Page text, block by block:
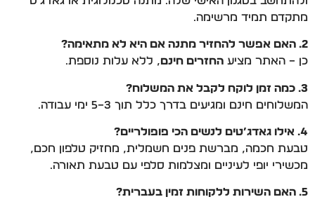
מתקדם תמיד מרשימה.
2. האם אפשר להחזיר מתנה אם היא לא מתאימה?
כן – האתר מציע החזרים חינם, ללא עלות נוספת.
3. כמה זמן לוקח לקבל את המשלוח?
המשלוחים חינם ומגיעים בדרך כלל תוך 3–5 ימי עבודה.
4. אילו גאדג’טים לנשים הכי פופולריים?
טבעת חכמה, מברשת פנים חשמלית, מחזיק טלפון חכם,
מכשירי יופי לעיניים ומצלמות סלפי עם טבעת תאורה.
5. האם השירות ללקוחות זמין בעברית?